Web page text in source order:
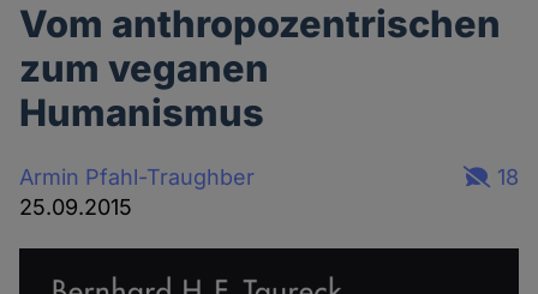
Vom anthropozentrischen
zum veganen
Humanismus
Armin Pfahl-Traughber
25.09.2015
18